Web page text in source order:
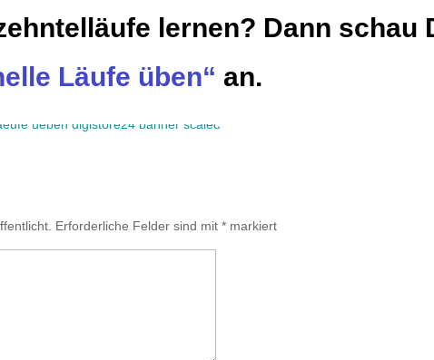
lernen? Dann schau
Läufe üben“ an.
Erforderliche Felder sind mit* markiert